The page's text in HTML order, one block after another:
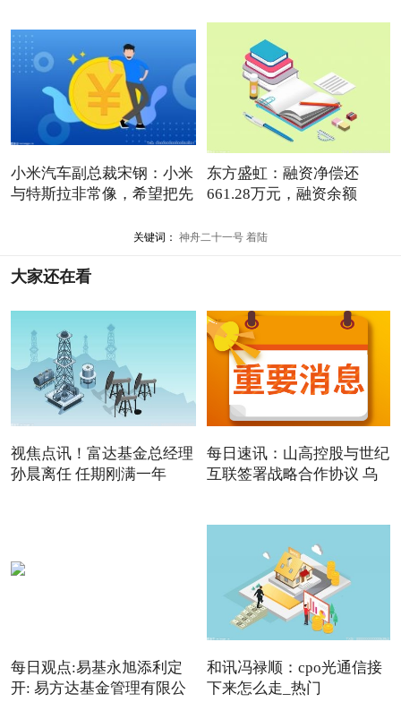
小米汽车副总裁宋钢：小米
与特斯拉非常像，希望把先
东方盛虹：融资净偿还
661.28万元，融资余额
关键词： 神舟二十一号 着陆
大家还在看
视焦点讯！富达基金总经理
孙晨离任 任期刚满一年
每日速讯：山高控股与世纪
互联签署战略合作协议 乌
每日观点:易基永旭添利定
开: 易方达基金管理有限公
和讯冯禄顺：cpo光通信接
下来怎么走_热门